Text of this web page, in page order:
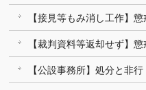
【接見等もみ消し工作】懲
【裁判資料等返却せず】懲
【公設事務所】処分と非行